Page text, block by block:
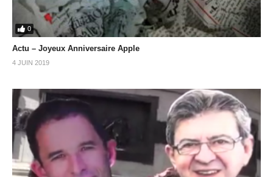
0
Actu – Joyeux Anniversaire Apple
4 JUIN 2019